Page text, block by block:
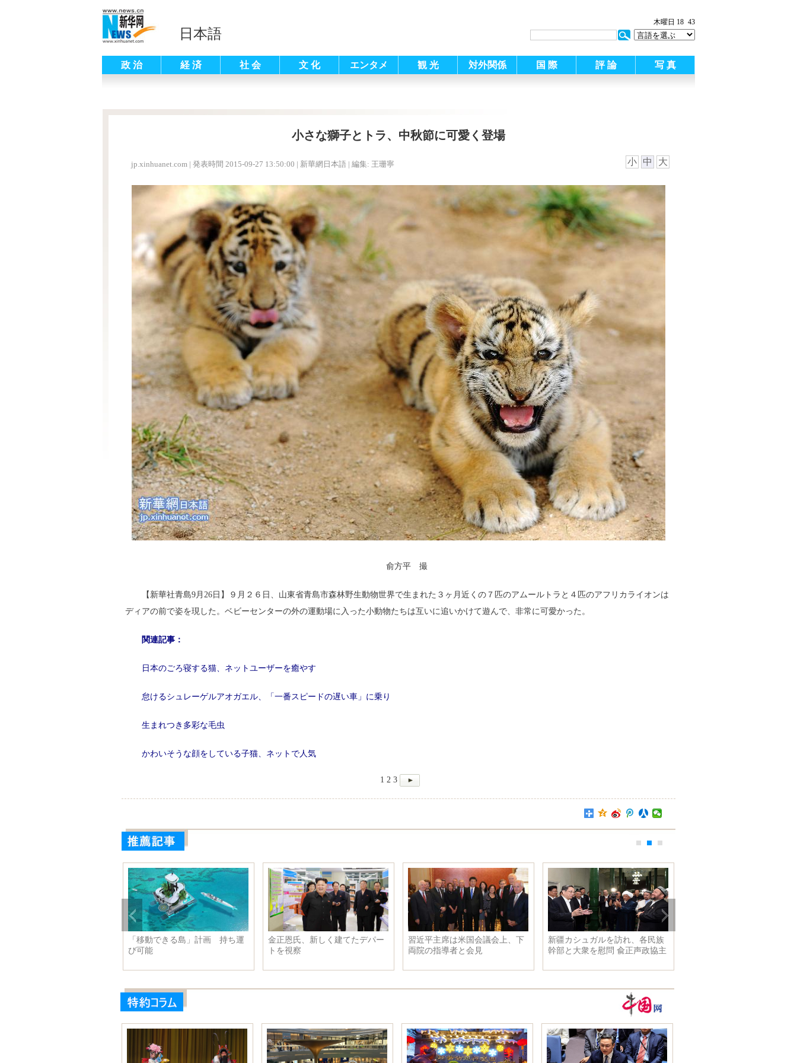
日本語
木曜日 18 43
政 治 経 済 社 会 文 化 エンタメ 観 光 対外関係 国 際 評 論 写 真
小さな獅子とトラ、中秋節に可愛く登場
jp.xinhuanet.com | 発表時間 2015-09-27 13:50:00 | 新華網日本語 | 編集: 王珊寧 小 中 大
俞方平 撮
【新華社青島9月26日】９月２６日、山東省青島市森林野生動物世界で生まれた３ヶ月近くの７匹のアムールトラと４匹のアフリカライオンは
ディアの前で姿を現した。ベビーセンターの外の運動場に入った小動物たちは互いに追いかけて遊んで、非常に可愛かった。
関連記事：
日本のごろ寝する猫、ネットユーザーを癒やす
怠けるシュレーゲルアオガエル、「一番スピードの遅い車」に乗り
生まれつき多彩な毛虫
かわいそうな顔をしている子猫、ネットで人気
1 2 3
習近平主席は米国会議会上、下
両院の指導者と会見
新疆カシュガルを訪れ、各民族
幹部と大衆を慰問 兪正声政協主
米少年、ニューヨークの高層ビ
ル屋上から絶景を撮影
習主席と彭麗媛夫人はオバマ大
統領が行った歓迎宴会に出席
ベッカムの新しい服、セクシー
なタトゥーを展示